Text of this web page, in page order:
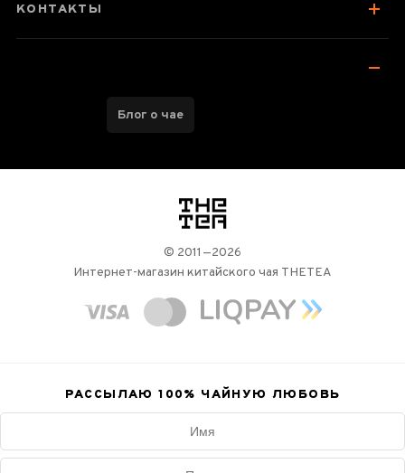
Стоит попробовать
Отзывы чаеманов 6
КОНТАКТЫ
Блог о чае
логотип
© 2011—2026
Интернет-магазин китайского чая THETEA
РАССЫЛАЮ 100% ЧАЙНУЮ ЛЮБОВЬ